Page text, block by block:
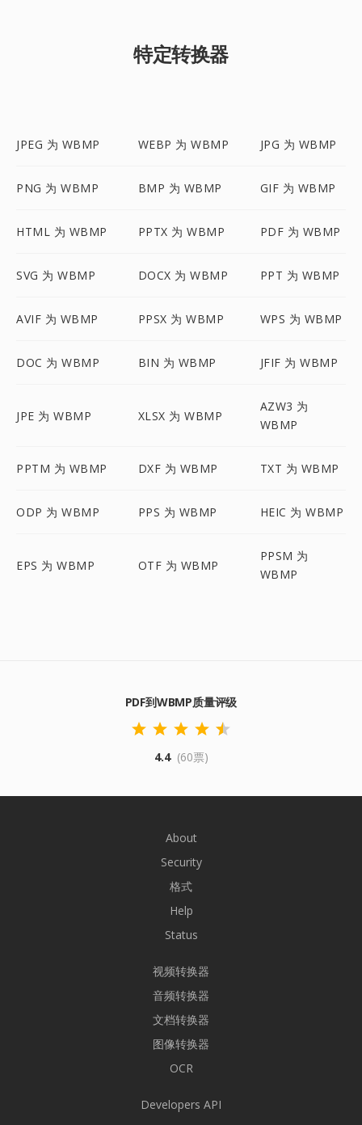
特定转换器
JPEG 为 WBMP WEBP 为 WBMP JPG 为 WBMP
PNG 为 WBMP BMP 为 WBMP GIF 为 WBMP
HTML 为 WBMP PPTX 为 WBMP PDF 为 WBMP
SVG 为 WBMP DOCX 为 WBMP PPT 为 WBMP
AVIF 为 WBMP PPSX 为 WBMP WPS 为 WBMP
DOC 为 WBMP BIN 为 WBMP JFIF 为 WBMP
JPE 为 WBMP XLSX 为 WBMP
AZW3 为
WBMP
PPTM 为 WBMP DXF 为 WBMP TXT 为 WBMP
ODP 为 WBMP PPS 为 WBMP HEIC 为 WBMP
EPS 为 WBMP OTF 为 WBMP
PPSM 为
WBMP
PDF到WBMP质量评级
4.4 (60票)
About
Security
格式
Help
Status
视频转换器
音频转换器
文档转换器
图像转换器
OCR
Developers API